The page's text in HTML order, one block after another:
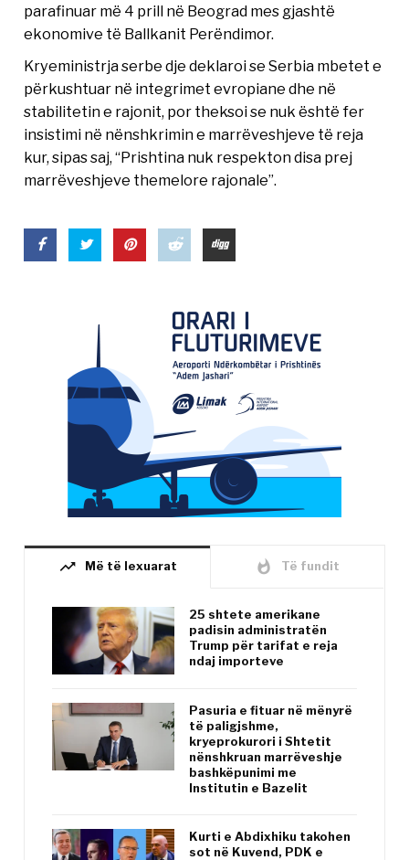
parafinuar më 4 prill në Beograd mes gjashtë
ekonomive të Ballkanit Perëndimor.
Kryeministrja serbe dje deklaroi se Serbia mbetet e
përkushtuar në integrimet evropiane dhe në
stabilitetin e rajonit, por theksoi se nuk është fer
insistimi në nënshkrimin e marrëveshjeve të reja
kur, sipas saj, “Prishtina nuk respekton disa prej
marrëveshjeve themelore rajonale”.
trending_up Më të lexuarat whatshot Të fundit
25 shtete amerikane
padisin administratën
Trump për tarifat e reja
ndaj importeve
Pasuria e fituar në mënyrë
të paligjshme,
kryeprokurori i Shtetit
nënshkruan marrëveshje
bashkëpunimi me
Institutin e Bazelit
Kurti e Abdixhiku takohen
sot në Kuvend, PDK e